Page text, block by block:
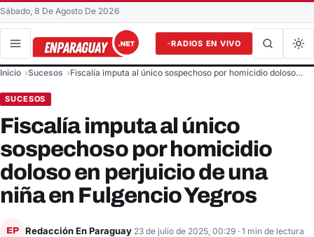
Sábado, 8 De Agosto De 2026
RADIOS EN VIVO
Buscar en el sitio
Inicio Sucesos Fiscalía imputa al único sospechoso por homicidio doloso…
SUCESOS
Fiscalía imputa al único
sospechoso por homicidio
doloso en perjuicio de una
niña en Fulgencio Yegros
EP Redacción En Paraguay 23 de julio de 2025, 00:29 · 1 min de lectura